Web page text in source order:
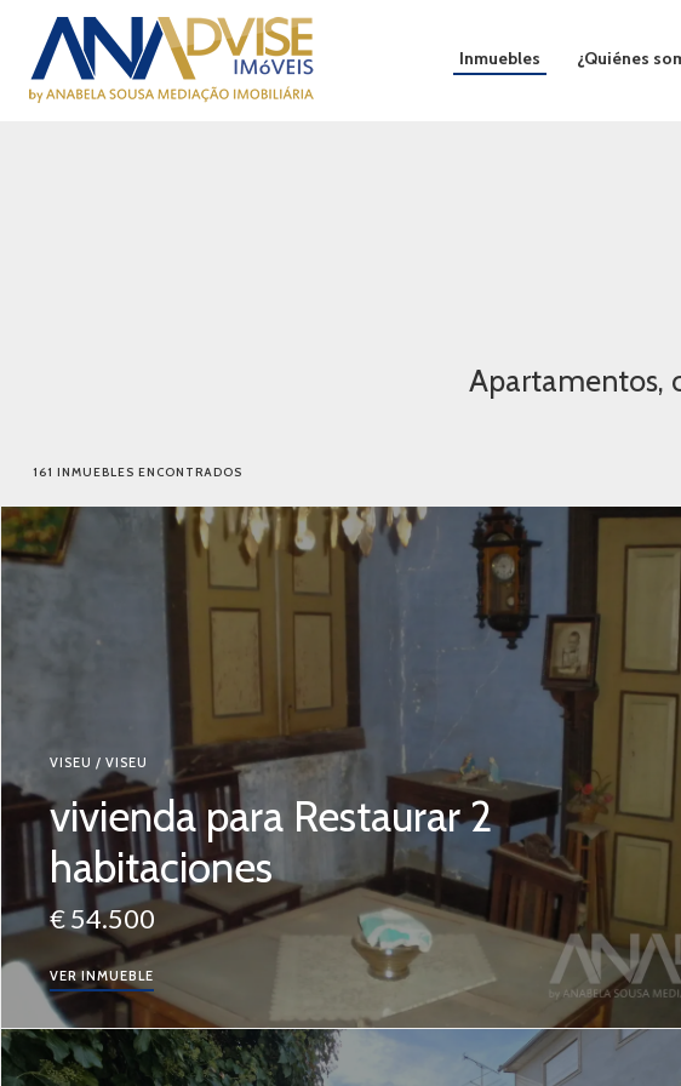
Inmuebles ¿Quiénes
Apartamentos,
161 INMUEBLES ENCONTRADOS
VISEU / VISEU
vivienda para Restaurar 2
habitaciones
€ 54.500
VER INMUEBLE